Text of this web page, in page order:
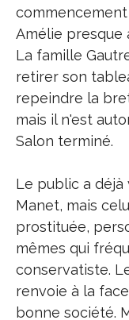
Amélie presque
La famille
retirer son
repeindre la
mais il n'est
Salon terminé.
Le public a déjà
Manet, mais
prostituée,
mêmes qui
conservatiste.
renvoie à la
bonne société.